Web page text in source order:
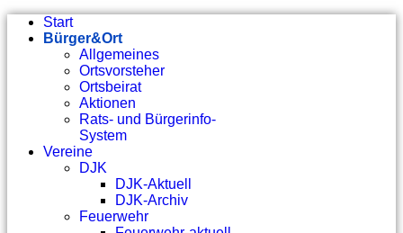
Start
Bürger&Ort
Allgemeines
Ortsvorsteher
Ortsbeirat
Aktionen
Rats- und Bürgerinfo-
System
Vereine
DJK
DJK-Aktuell
DJK-Archiv
Feuerwehr